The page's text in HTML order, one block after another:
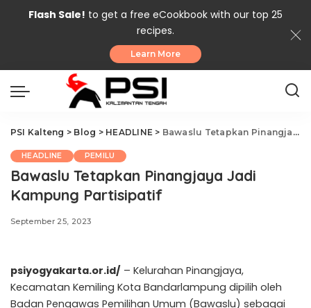
Flash Sale! to get a free eCookbook with our top 25
recipes.
Learn More
PSI Kalteng > Blog > HEADLINE > Bawaslu Tetapkan Pinangjaya Jadi Kampung Partisipatif
HEADLINE PEMILU
Bawaslu Tetapkan Pinangjaya Jadi
Kampung Partisipatif
September 25, 2023
psiyogyakarta.or.id/ – Kelurahan Pinangjaya,
Kecamatan Kemiling Kota Bandarlampung dipilih oleh
Badan Pengawas Pemilihan Umum (Bawaslu) sebagai